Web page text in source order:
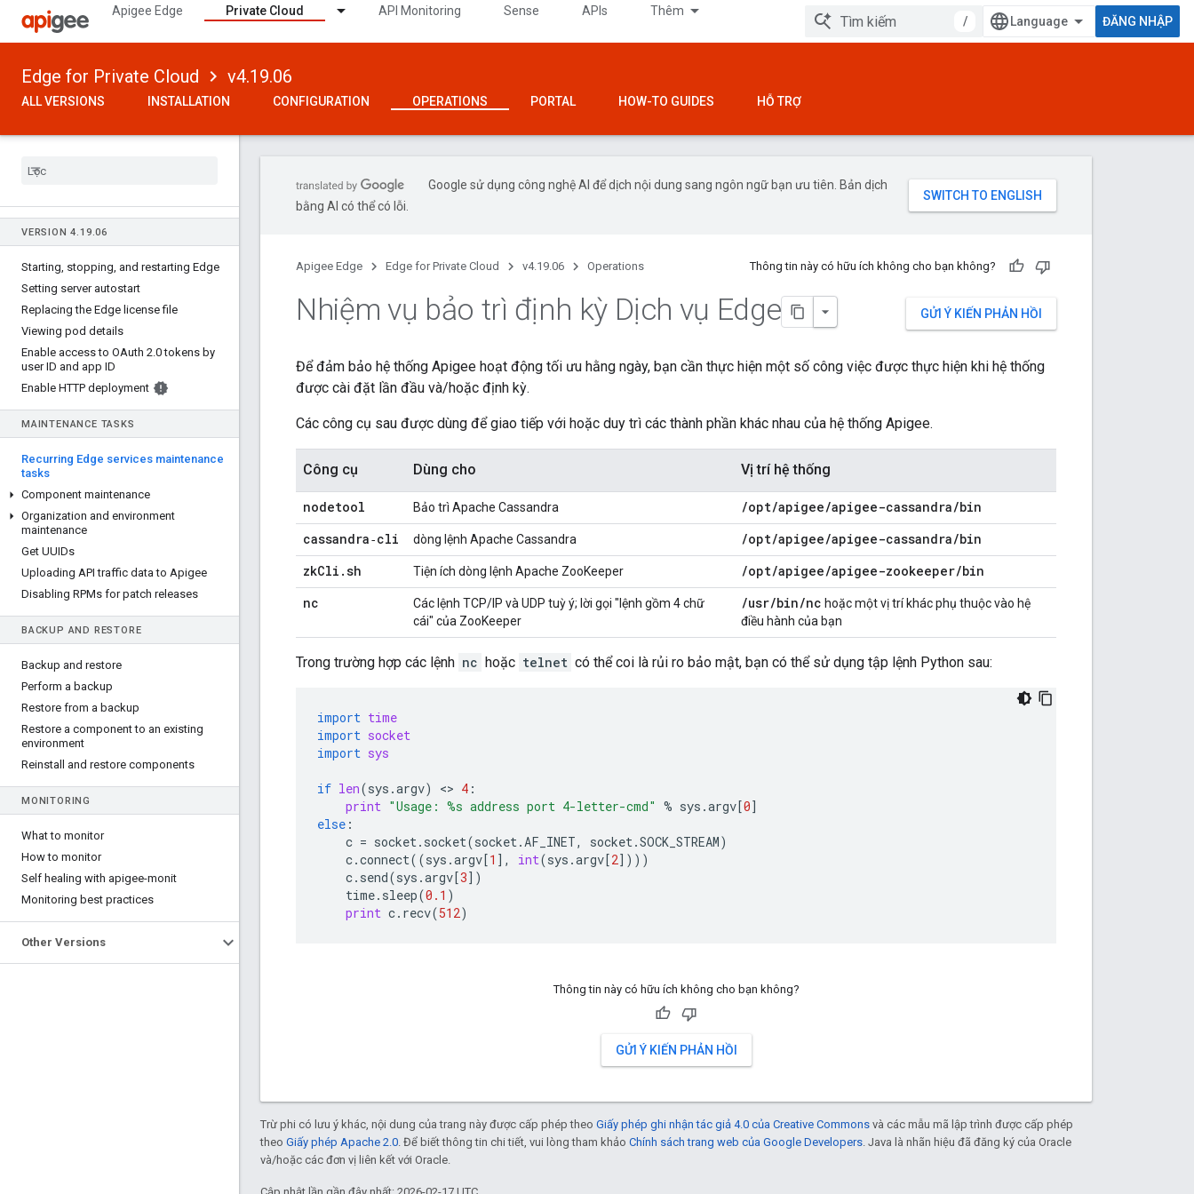
Apigee Edge Private Cloud API Monitoring Sense APIs Thêm
/ ĐĂNG NHẬP
Edge for Private Cloud v4.19.06
ALL VERSIONS INSTALLATION CONFIGURATION OPERATIONS PORTAL HOW-TO GUIDES HỖ TRỢ
VERSION 4.19.06
Starting, stopping, and restarting Edge
Setting server autostart
Replacing the Edge license file
Viewing pod details
Enable access to OAuth 2.0 tokens by
user ID and app ID
Enable HTTP deployment
MAINTENANCE TASKS
Recurring Edge services maintenance
tasks
Component maintenance
Organization and environment
maintenance
Get UUIDs
Uploading API traffic data to Apigee
Disabling RPMs for patch releases
BACKUP AND RESTORE
Backup and restore
Perform a backup
Restore from a backup
Restore a component to an existing
environment
Reinstall and restore components
MONITORING
What to monitor
How to monitor
Self healing with apigee-monit
Monitoring best practices
Other Versions
Google sử dụng công nghệ AI để dịch nội dung sang ngôn ngữ bạn ưu tiên. Bản dịch
bằng AI có thể có lỗi.
Apigee Edge Edge for Private Cloud v4.19.06 Operations Thông tin này có hữu ích không cho bạn không?
GỬI Ý KIẾN PHẢN HỒI
Nhiệm vụ bảo trì định kỳ Dịch vụ Edge
Để đảm bảo hệ thống Apigee hoạt động tối ưu hằng ngày, bạn cần thực hiện một số công việc được thực hiện khi hệ thống
được cài đặt lần đầu và/hoặc định kỳ.
Các công cụ sau được dùng để giao tiếp với hoặc duy trì các thành phần khác nhau của hệ thống Apigee.
Công cụ Dùng cho Vị trí hệ thống
nodetool Bảo trì Apache Cassandra /opt/apigee/apigee-cassandra/bin
cassandra‑cli
dòng lệnh Apache Cassandra /opt/apigee/apigee-cassandra/bin
zkCli .sh Tiện ích dòng lệnh Apache ZooKeeper /opt/apigee/apigee-zookeeper/bin
nc
Các lệnh TCP/IP và UDP tuỳ ý; lời gọi "lệnh gồm 4 chữ
cái" của ZooKeeper
/usr/bin/nc hoặc một vị trí khác phụ thuộc vào hệ
điều hành của bạn
Trong trường hợp các lệnh nc hoặc telnet có thể coi là rủi ro bảo mật, bạn có thể sử dụng tập lệnh Python sau:
import time
import socket
import sys
if len(sys .argv) <> 4 :
print "Usage: %s address port 4-letter-cmd" % sys .argv[0]
else :
c = socket. socket(socket.AF_INET, socket.SOCK_STREAM)
c.connect((sys .argv[1 ], int(sys .argv[2])))
c. send(sys .argv[3])
time. sleep(0.1 )
print c. recv(512)
Thông tin này có hữu ích không cho bạn không?
GỬI Ý KIẾN PHẢN HỒI
Trừ phi có lưu ý khác, nội dung của trang này được cấp phép theo Giấy phép ghi nhận tác giả 4.0 của Creative Commons và các mẫu mã lập trình được cấp phép
theo Giấy phép Apache 2.0. Để biết thông tin chi tiết, vui lòng tham khảo Chính sách trang web của Google Developers. Java là nhãn hiệu đã đăng ký của Oracle
và/hoặc các đơn vị liên kết với Oracle.